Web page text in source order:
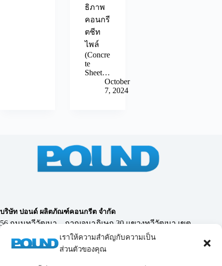
เราให้ความสำคัญกับความเป็น
ส่วนตัวของคุณ
ธิภาพ
คอนกรี
ตชีท
ไพล์
(Concre
te
Sheet…
October
7, 2024
บริษัท ปอนด์ ผลิตภัณฑ์คอนกรีต จำกัด
56 ถนนทวีวัฒนา – กาญจนาภิเษก 30 แขวงทวีวัฒนา เขต
ทวีวัฒนา กรุงเทพฯ 10170